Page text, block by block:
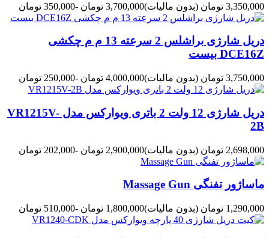
3,350,000 تومان (بدون مالیات)3,700,000 تومان -350,000 تومان
دریل شارژی براشلس 2 سرعته 13 م م چکشی
DCE16Z بیست
3,750,000 تومان (بدون مالیات)4,000,000 تومان -250,000 تومان
دریل شارژی 12 ولت 2 باتری ویوارکس مدل VR1215V-
2B
2,698,000 تومان (بدون مالیات)2,900,000 تومان -202,000 تومان
ماساژور تفنگی Massage Gun
1,290,000 تومان (بدون مالیات)1,800,000 تومان -510,000 تومان